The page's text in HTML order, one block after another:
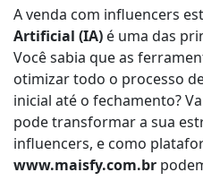
A venda com influencers
Artificial (IA) é uma das
Você sabia que as
otimizar todo o processo
inicial até o fechamento?
pode transformar a sua
influencers, e como
www.maisfy.com.br